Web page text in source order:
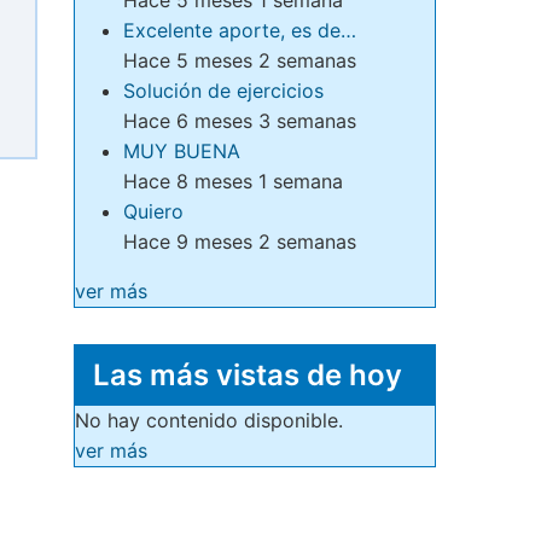
Excelente aporte, es de…
Hace 5 meses 2 semanas
Solución de ejercicios
Hace 6 meses 3 semanas
MUY BUENA
Hace 8 meses 1 semana
Quiero
Hace 9 meses 2 semanas
ver más
Las más vistas de hoy
No hay contenido disponible.
ver más